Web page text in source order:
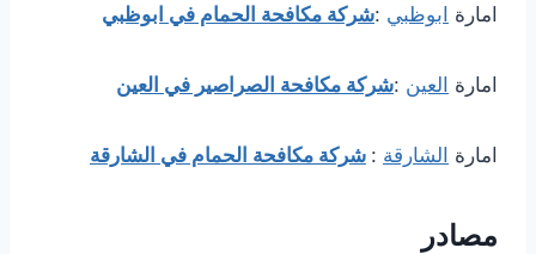
امارة ابوظبي :شركة مكافحة الحمام في ابوظبي
امارة العين :شركة مكافحة الصراصير في العين
امارة الشارقة : شركة مكافحة الحمام في الشارقة
مصادر